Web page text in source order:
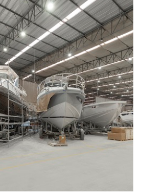
A+ na Capag do Tesouro Nacional